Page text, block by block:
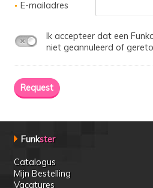
E-mailadres
Ik accepteer dat een
niet geannuleerd of
Funkster
Catalogus
Mijn Bestelling
Vacatures